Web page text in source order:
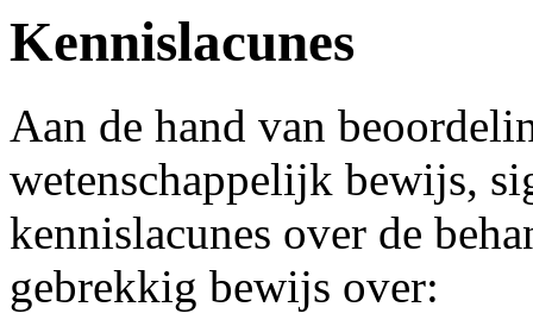
Kennislacunes
Aan de hand van
wetenschappelijk bewijs,
kennislacunes over de
gebrekkig bewijs over: